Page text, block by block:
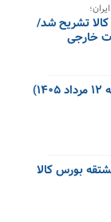
تشریح شد/
خارجی